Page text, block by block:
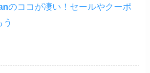
のココが凄い！セールやクーポ
う